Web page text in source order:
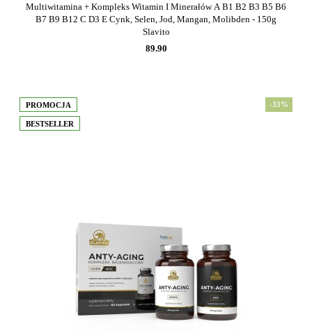
Multiwitamina + Kompleks Witamin I Minerałów A B1 B2 B3 B5 B6
B7 B9 B12 C D3 E Cynk, Selen, Jod, Mangan, Molibden - 150g
Slavito
89.90
PROMOCJA
BESTSELLER
-33%